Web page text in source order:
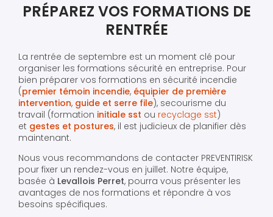
PRÉPAREZ VOS FORMATIONS DE
RENTRÉE
La rentrée de septembre est un moment clé pour
organiser les formations sécurité en entreprise. Pour
bien préparer vos formations en sécurité incendie
(premier témoin incendie, équipier de première
intervention, guide et serre file), secourisme du
travail (formation initiale sst ou recyclage sst)
et gestes et postures, il est judicieux de planifier dès
maintenant.
Nous vous recommandons de contacter PREVENTIRISK
pour fixer un rendez-vous en juillet. Notre équipe,
basée à Levallois Perret, pourra vous présenter les
avantages de nos formations et répondre à vos
besoins spécifiques.